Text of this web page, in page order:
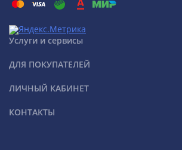
Услуги и сервисы
ДЛЯ ПОКУПАТЕЛЕЙ
ЛИЧНЫЙ КАБИНЕТ
КОНТАКТЫ